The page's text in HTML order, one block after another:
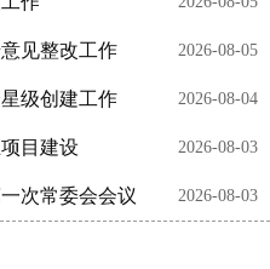
2026-08-05
见整改工作
2026-08-04
级创建工作
2026-08-03
目建设
2026-08-03
次常委会会议